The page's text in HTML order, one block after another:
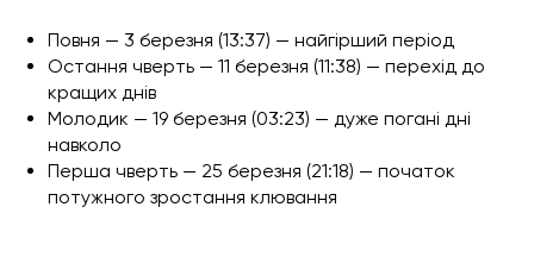
Повня — 3 березня (13:37) — найгірший період
Остання чверть — 11 березня (11:38) — перехід до
кращих днів
Молодик — 19 березня (03:23) — дуже погані дні
навколо
Перша чверть — 25 березня (21:18) — початок
потужного зростання клювання